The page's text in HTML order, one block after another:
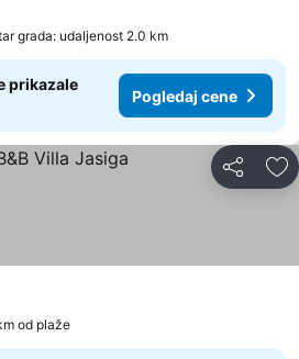
grada: udaljenost 2.0 km
prikazale
Pogledaj cene
Deli
od plaže